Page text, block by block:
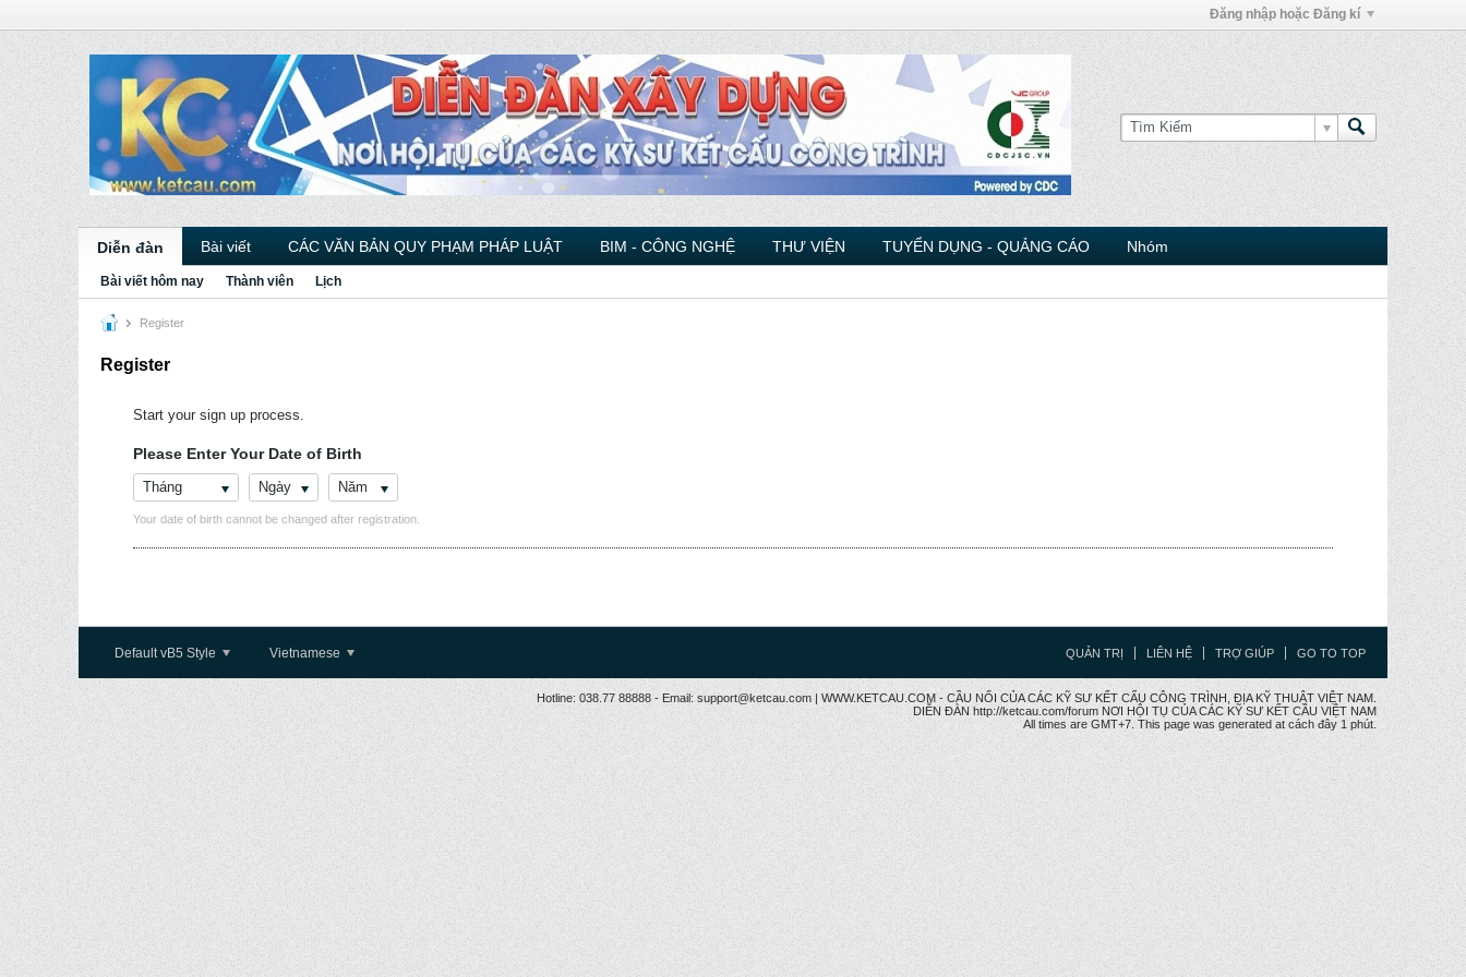
Đăng nhập hoặc Đăng kí
Diễn đàn Bài viết CÁC VĂN BẢN QUY PHẠM PHÁP LUẬT BIM - CÔNG NGHỆ THƯ VIỆN TUYỂN DỤNG - QUẢNG CÁO Nhóm
Bài viết hôm nay Thành viên Lịch
Register
Register
Start your sign up process.
Please Enter Your Date of Birth
Tháng Ngày Năm
Your date of birth cannot be changed after registration.
Default vB5 Style Vietnamese QUẢN TRỊ LIÊN HỆ TRỢ GIÚP GO TO TOP
Hotline: 038.77 88888 - Email: support@ketcau.com | WWW.KETCAU.COM - CẦU NỐI CỦA CÁC KỸ SƯ KẾT CẤU CÔNG TRÌNH, ĐỊA KỸ THUẬT VIỆT NAM.
DIỄN ĐÀN http://ketcau.com/forum NƠI HỘI TỤ CỦA CÁC KỸ SƯ KẾT CÂU VIỆT NAM
All times are GMT+7. This page was generated at cách đây 1 phút.